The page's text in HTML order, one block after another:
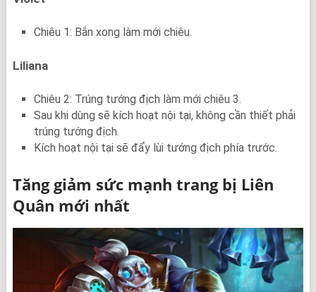
Chiêu 1: Bắn xong làm mới chiêu.
Liliana
Chiêu 2: Trúng tướng địch làm mới chiêu 3.
Sau khi dùng sẽ kích hoạt nội tại, không cần thiết phải
trúng tướng địch.
Kích hoạt nội tại sẽ đẩy lùi tướng địch phía trước.
Tăng giảm sức mạnh trang bị Liên
Quân mới nhất